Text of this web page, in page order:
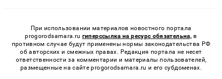
При использовании материалов новостного портала
progorodsamara.ru гиперссылка на ресурс обязательна, в
противном случае будут применены нормы законодательства РФ
об авторских и смежных правах. Редакция портала не несет
ответственности за комментарии и материалы пользователей,
размещенные на сайте progorodsamara.ru и его субдоменах.